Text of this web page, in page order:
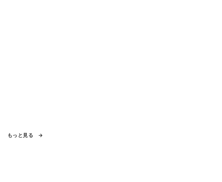
もっと見る